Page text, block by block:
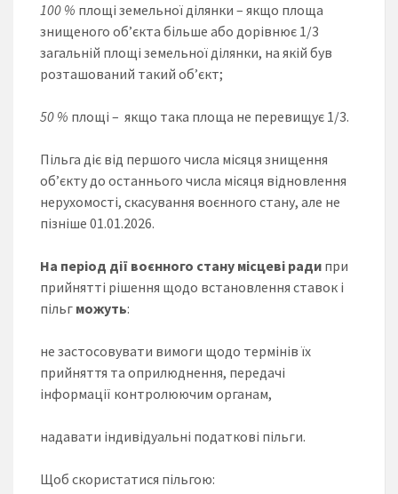
100 % площі земельної ділянки – якщо площа
знищеного об’єкта більше або дорівнює 1/3
загальній площі земельної ділянки, на якій був
розташований такий об’єкт;
50 % площі – якщо така площа не перевищує 1/3.
Пільга діє від першого числа місяця знищення
об’єкту до останнього числа місяця відновлення
нерухомості, скасування воєнного стану, але не
пізніше 01.01.2026.
На період дії воєнного стану місцеві ради при
прийнятті рішення щодо встановлення ставок і
пільг можуть:
не застосовувати вимоги щодо термінів їх
прийняття та оприлюднення, передачі
інформації контролюючим органам,
надавати індивідуальні податкові пільги.
Щоб скористатися пільгою: